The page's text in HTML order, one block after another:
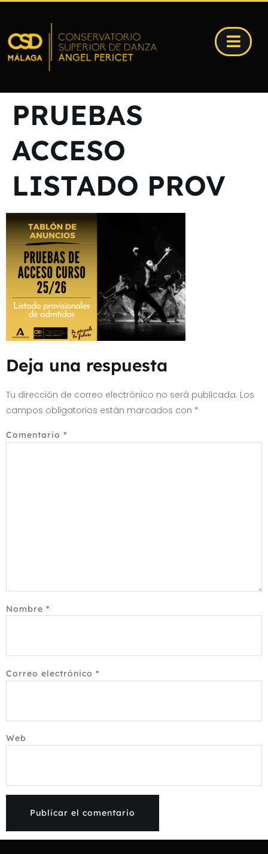
PRUEBAS
ACCESO
LISTADO PROV
Deja una respuesta
Tu dirección de correo electrónico no será publicada. Los
campos obligatorios están marcados con *
Comentario *
Nombre *
Correo electrónico *
Web